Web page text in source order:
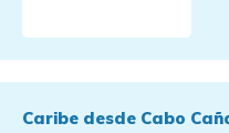
Caribe desde Cabo